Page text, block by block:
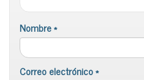
Nombre*
Correo electrónico*